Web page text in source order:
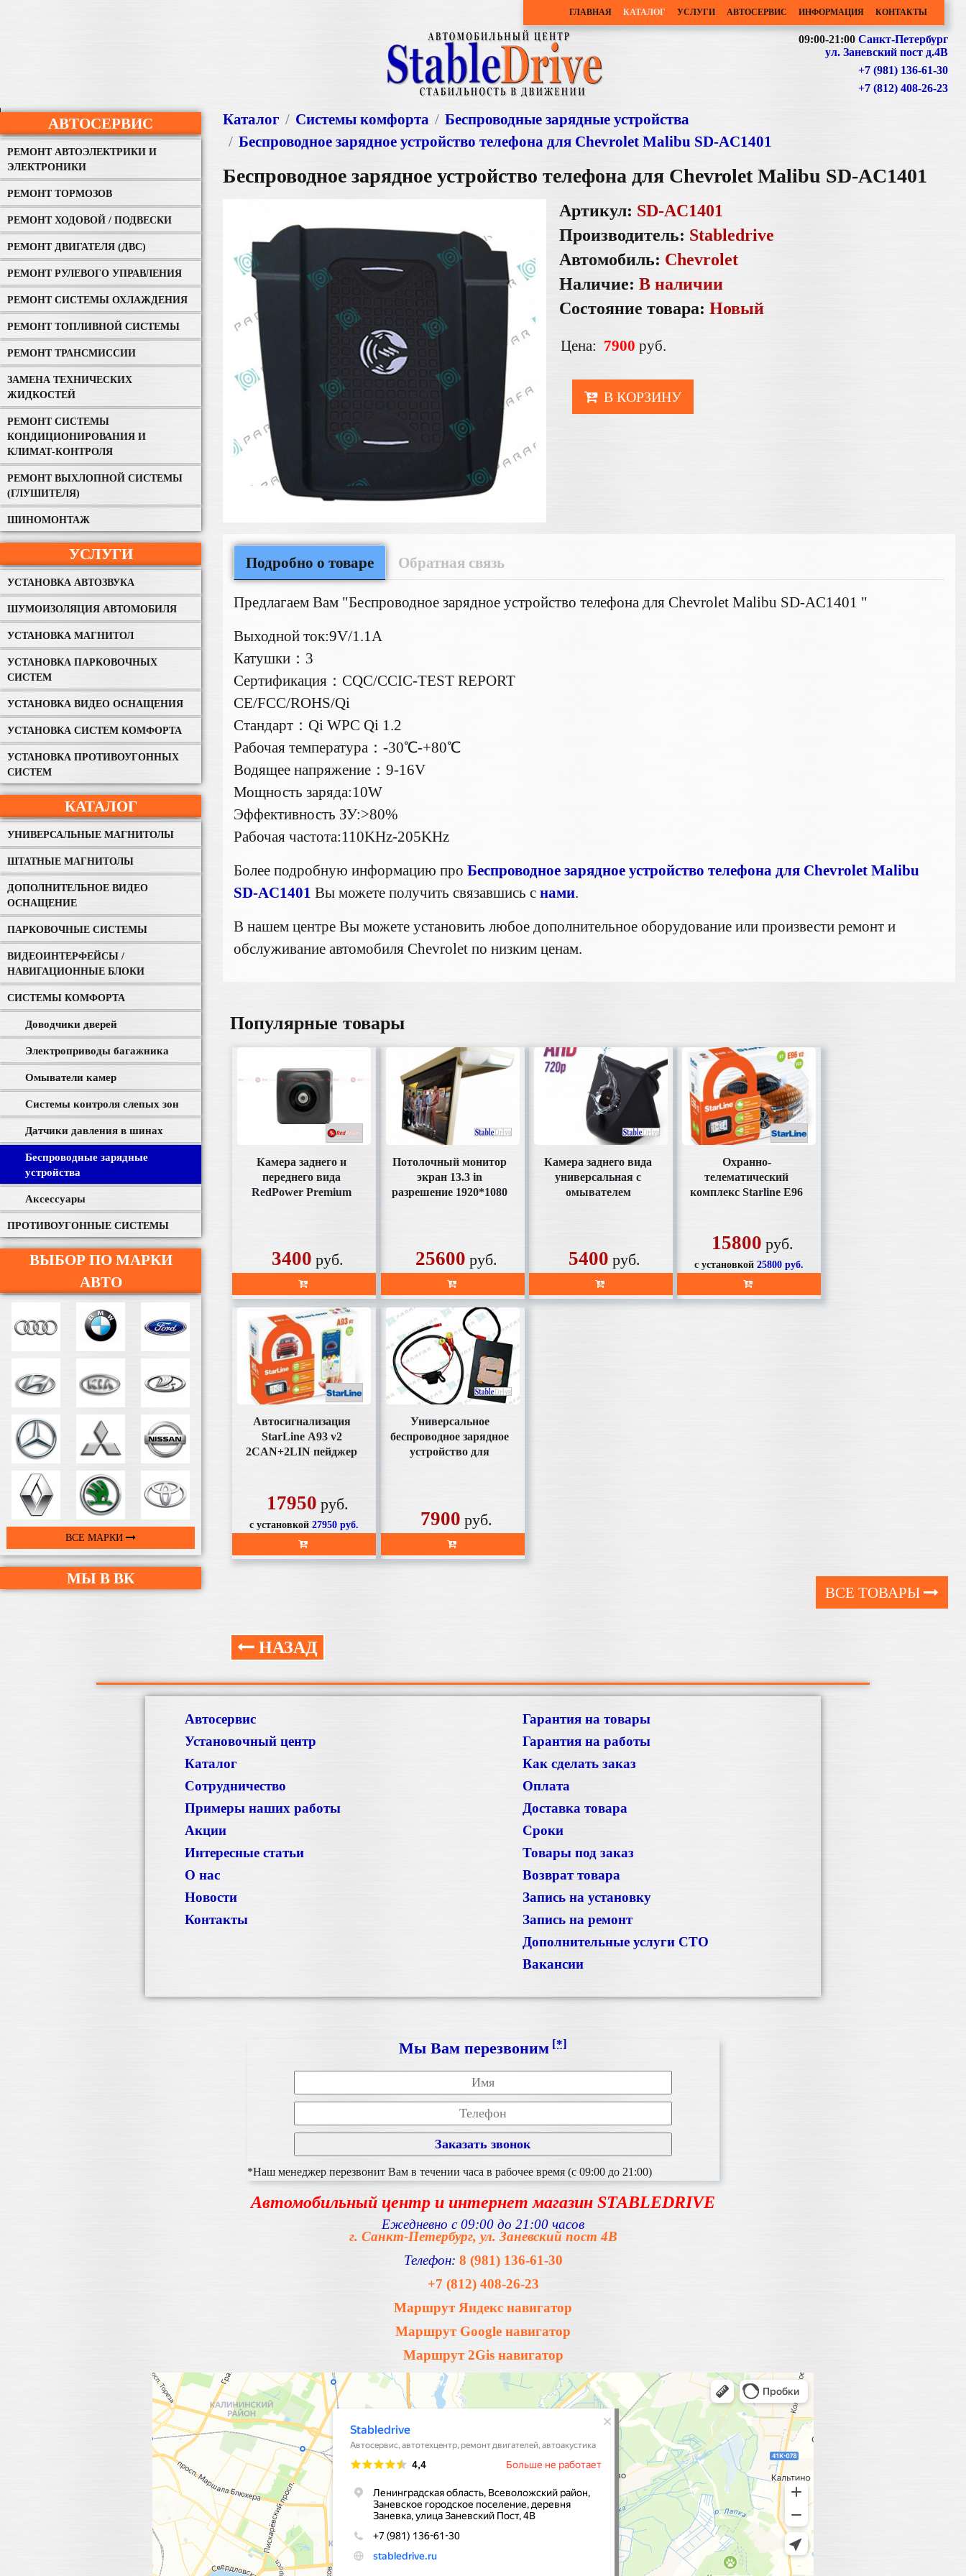
ГЛАВНАЯ КАТАЛОГ УСЛУГИ АВТОСЕРВИС ИНФОРМАЦИЯ КОНТАКТЫ
09:00-21:00 Санкт-Петербург
ул. Заневский пост д.4В
+7 (981) 136-61-30
+7 (812) 408-26-23
АВТОСЕРВИС
РЕМОНТ АВТОЭЛЕКТРИКИ И
ЭЛЕКТРОНИКИ
РЕМОНТ ТОРМОЗОВ
РЕМОНТ ХОДОВОЙ / ПОДВЕСКИ
РЕМОНТ ДВИГАТЕЛЯ (ДВС)
РЕМОНТ РУЛЕВОГО УПРАВЛЕНИЯ
РЕМОНТ СИСТЕМЫ ОХЛАЖДЕНИЯ
РЕМОНТ ТОПЛИВНОЙ СИСТЕМЫ
РЕМОНТ ТРАНСМИССИИ
ЗАМЕНА ТЕХНИЧЕСКИХ
ЖИДКОСТЕЙ
РЕМОНТ СИСТЕМЫ
КОНДИЦИОНИРОВАНИЯ И
КЛИМАТ-КОНТРОЛЯ
РЕМОНТ ВЫХЛОПНОЙ СИСТЕМЫ
(ГЛУШИТЕЛЯ)
ШИНОМОНТАЖ
УСЛУГИ
УСТАНОВКА АВТОЗВУКА
ШУМОИЗОЛЯЦИЯ АВТОМОБИЛЯ
УСТАНОВКА МАГНИТОЛ
УСТАНОВКА ПАРКОВОЧНЫХ
СИСТЕМ
УСТАНОВКА ВИДЕО ОСНАЩЕНИЯ
УСТАНОВКА СИСТЕМ КОМФОРТА
УСТАНОВКА ПРОТИВОУГОННЫХ
СИСТЕМ
КАТАЛОГ
УНИВЕРСАЛЬНЫЕ МАГНИТОЛЫ
ШТАТНЫЕ МАГНИТОЛЫ
ДОПОЛНИТЕЛЬНОЕ ВИДЕО
ОСНАЩЕНИЕ
ПАРКОВОЧНЫЕ СИСТЕМЫ
ВИДЕОИНТЕРФЕЙСЫ /
НАВИГАЦИОННЫЕ БЛОКИ
СИСТЕМЫ КОМФОРТА
Доводчики дверей
Электроприводы багажника
Омыватели камер
Системы контроля слепых зон
Датчики давления в шинах
Беспроводные зарядные
устройства
Аксессуары
ПРОТИВОУГОННЫЕ СИСТЕМЫ
ВЫБОР ПО МАРКИ
АВТО
ВСЕ МАРКИ
МЫ В ВК
Каталог Системы комфорта
Беспроводные зарядные устройства
Беспроводное зарядное устройство телефона для Chevrolet Malibu SD-AC1401
Беспроводное зарядное устройство телефона для Chevrolet Malibu SD-AC1401
Артикул: SD-AC1401
Производитель: Stabledrive
Автомобиль: Chevrolet
Наличие:В наличии
Состояние товара:Новый
Цена: 7900 руб.
В КОРЗИНУ
Подробно о товаре Обратная связь
Предлагаем Вам "Беспроводное зарядное устройство телефона для Chevrolet Malibu SD-AC1401 "
Выходной ток:9V/1.1A
Катушки：3
Сертификация：CQC/CCIC-TEST REPORT
CE/FCC/ROHS/Qi
Стандарт：Qi WPC Qi 1.2
Рабочая температура：-30℃-+80℃
Водящее напряжение：9-16V
Мощность заряда:10W
Эффективность ЗУ:>80%
Рабочая частота:110KHz-205KHz
Более подробную информацию проБеспроводное зарядное устройство телефона для Chevrolet Malibu
SD-AC1401Вы можете получить связавшись снами.
В нашем центре Вы можете установить любое дополнительное оборудование или произвести ремонт и
обслуживание автомобиля Chevrolet по низким ценам.
Популярные товары
Камера заднего и
переднего вида
RedPower Premium
3400 руб.
Потолочный монитор
экран 13.3 in
разрешение 1920*1080
25600 руб.
Камера заднего вида
универсальная с
омывателем
5400 руб.
Охранно-
телематический
комплекс Starline Е96
автозапуск
15800 руб.
с установкой25800 руб.
Автосигнализация
StarLine А93 v2
2CAN+2LIN пейджер
17950 руб.
с установкой27950 руб.
Универсальное
беспроводное зарядное
устройство для
7900 руб.
ВСЕ ТОВАРЫ
НАЗАД
Автосервис
Установочный центр
Каталог
Сотрудничество
Примеры наших работы
Акции
Интересные статьи
О нас
Новости
Контакты
Гарантия на товары
Гарантия на работы
Как сделать заказ
Оплата
Доставка товара
Сроки
Товары под заказ
Возврат товара
Запись на установку
Запись на ремонт
Дополнительные услуги СТО
Вакансии
Мы Вам перезвоним [*]
*Наш менеджер перезвонит Вам в течении часа в рабочее время (с 09:00 до 21:00)
Автомобильный центр и интернет магазин STABLEDRIVE
Ежедневно с 09:00 до 21:00 часов
г. Санкт-Петербург, ул. Заневский пост 4В
Телефон: 8 (981) 136-61-30
+7 (812) 408-26-23
Маршрут Яндекс навигатор
Маршрут Google навигатор
Маршрут 2Gis навигатор